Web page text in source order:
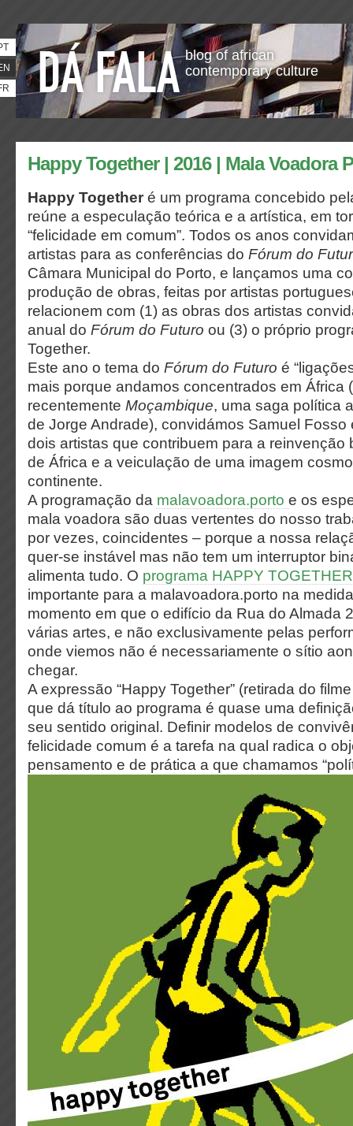
blog of african
contemporary culture
Happy Together | 2016 | Mala Voadora
Happy Together é um programa concebido
reúne a especulação teórica e a artística, em
“felicidade em comum”. Todos os anos
artistas para as conferências do Fórum do
Câmara Municipal do Porto, e lançamos uma
produção de obras, feitas por artistas
relacionem com (1) as obras dos artistas
anual do Fórum do Futuro ou (3) o próprio
Together.
Este ano o tema do Fórum do Futuro é
mais porque andamos concentrados em África
recentemente Moçambique, uma saga política
de Jorge Andrade), convidámos Samuel Fosso
dois artistas que contribuem para a reinvenção
de África e a veiculação de uma imagem
continente.
A​ ​programação​ ​da​ ​malavoadora.porto​ ​ e​ ​os​
​mala​ ​voadora​ ​são duas​ ​vertentes​ ​do​ ​nosso​
por​ ​vezes,​ ​coincidentes​ ​– porque​ ​a​ ​nossa
quer-se​ ​instável​ ​mas​ ​não​ ​tem​ ​um​ ​interruptor​
alimenta​ ​tudo. O programa HAPPY TOGETHER
importante para a malavoadora.porto na
momento em que o edifício da Rua do Almada
várias artes, e não exclusivamente pelas
onde viemos não é necessariamente o sítio
chegar.
A expressão “Happy Together” (retirada do
que dá título ao programa é quase uma
seu sentido original. Definir modelos de
felicidade comum é a tarefa na qual radica o
pensamento e de prática a que chamamos